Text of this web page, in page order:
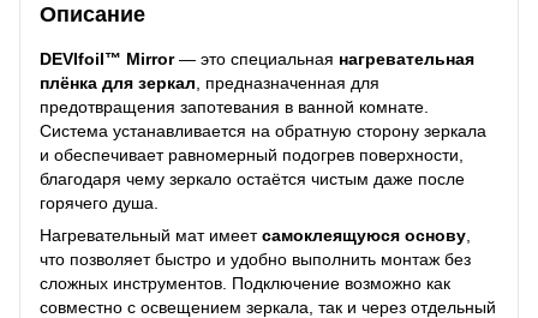
Описание
DEVIfoil™ Mirror— это специальная нагревательная
плёнка для зеркал , предназначенная для
предотвращения запотевания в ванной комнате.
Система устанавливается на обратную сторону зеркала
и обеспечивает равномерный подогрев поверхности,
благодаря чему зеркало остаётся чистым даже после
горячего душа.
Нагревательный мат имеетсамоклеящуюся основу
что позволяет быстро и удобно выполнить монтаж без
сложных инструментов. Подключение возможно как
совместно с освещением зеркала, так и через отдельный